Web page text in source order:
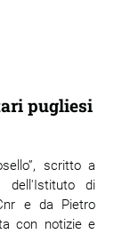
pugliesi
scritto a
dell'Istituto di
e da Pietro
con notizie e